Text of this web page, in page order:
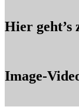
Hier geht’s
Image-